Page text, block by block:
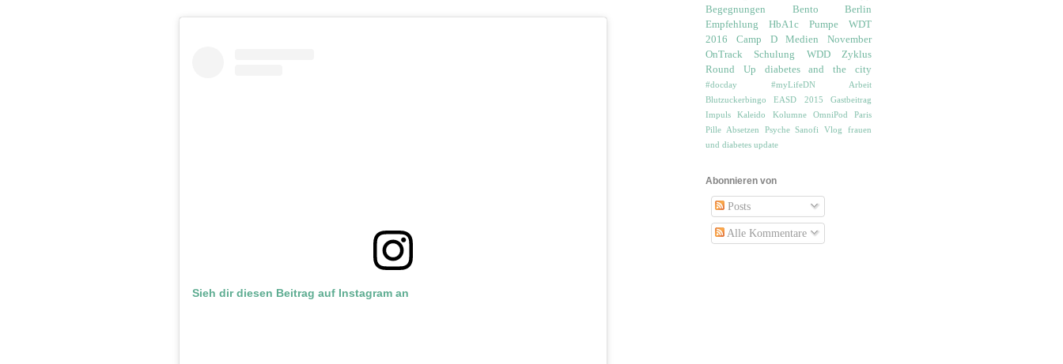
Sieh dir diesen Beitrag auf Instagram an
Begegnungen
Bento
Berlin
Empfehlung
HbA1c Pumpe
WDT
2016
Camp D Medien
November
OnTrack
Schulung WDD
Zyklus
Round Up
diabetes and the city
#docday #myLifeDN
Arbeit
Blutzuckerbingo
EASD 2015
Gastbeitrag
Impuls
Kaleido Kolumne OmniPod
Paris
Pille Absetzen
Psyche Sanofi Vlog
frauen
und diabetes update
Abonnieren von
Posts
Alle Kommentare